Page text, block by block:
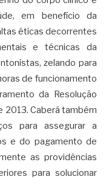
em benefício da
éticas decorrentes
e técnicas da
zelando para
de funcionamento
da Resolução
2013. Caberá também
para assegurar a
e do pagamento de
as providências
para solucionar